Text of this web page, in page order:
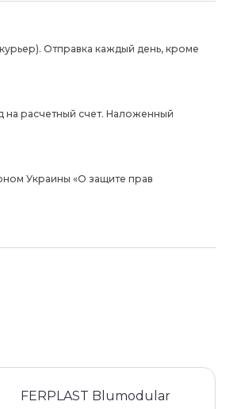
Отправка каждый день, кроме
на расчетный счет. Наложенный
Украины «О защите прав
FERPLAST Blumodular